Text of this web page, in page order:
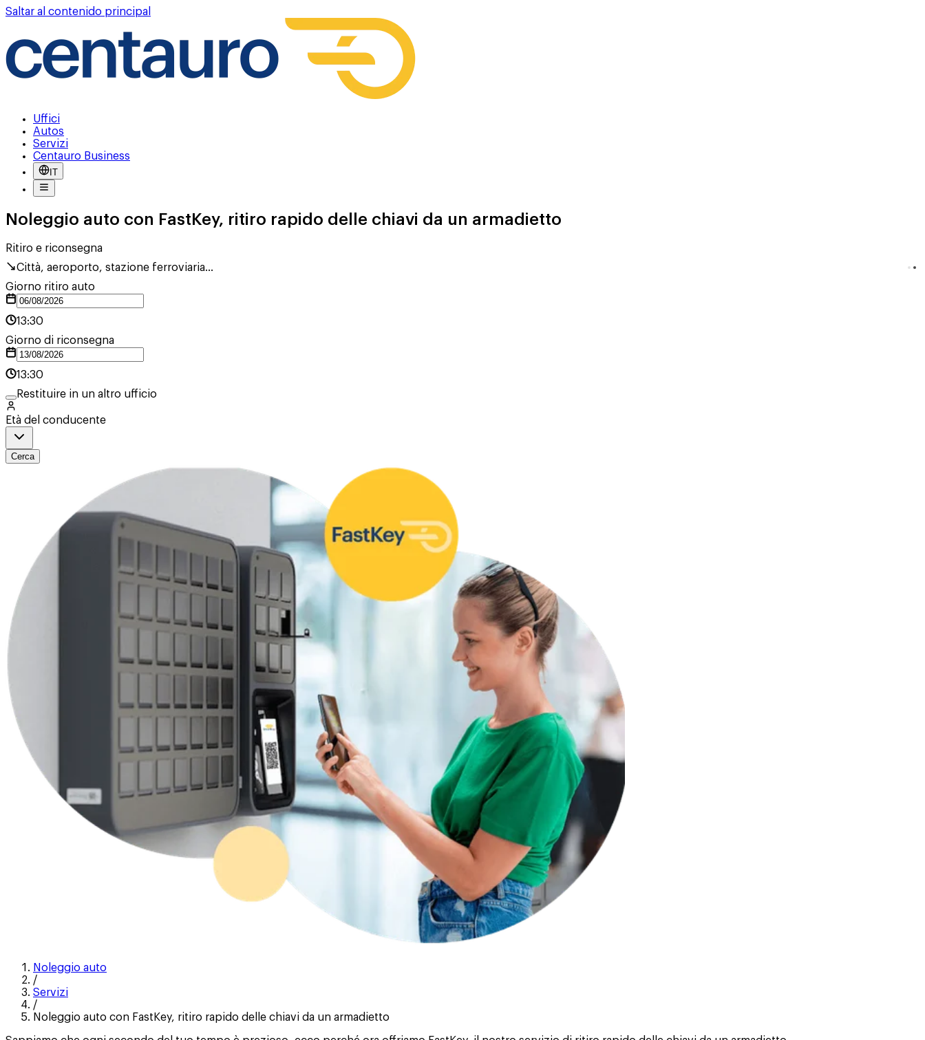
Saltar al contenido principal
Uffici
Autos
Servizi
Centauro Business
IT
Noleggio auto con FastKey, ritiro rapido delle chiavi da un armadietto
Ritiro e riconsegna
Città, aeroporto, stazione ferroviaria...
Giorno ritiro auto
13:30
Giorno di riconsegna
13:30
Restituire in un altro ufficio
Età del conducente
Cerca
Noleggio auto
/
Servizi
/
Noleggio auto con FastKey, ritiro rapido delle chiavi da un armadietto